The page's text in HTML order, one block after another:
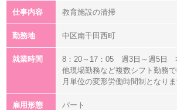
仕事内容 教育施設の清掃
勤務地 中区南千田西町
就業時間
8：20～17：05 週3日～週5日
他現場勤務など複数シフト勤務
月単位の変形労働時間制となりま
雇用形態 パート